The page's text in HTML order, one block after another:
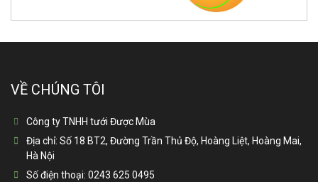
VỀ CHÚNG TÔI
Công ty TNHH tưới Được Mùa
Địa chỉ: Số 18 BT2, Đường Trần Thủ Độ, Hoàng Liệt, Hoàng Mai,
Hà Nội
Số điện thoại: 0243 625 0495